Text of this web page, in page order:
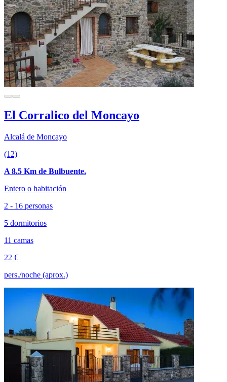
El Corralico del Moncayo
Alcalá de Moncayo
(12)
A 8.5 Km de Bulbuente.
Entero o habitación
2 - 16 personas
5 dormitorios
11 camas
22 €
pers./noche (aprox.)